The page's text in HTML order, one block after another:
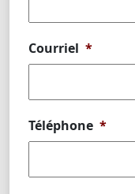
Courriel *
Téléphone *